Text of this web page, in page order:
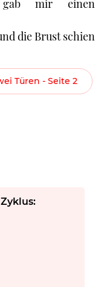
mir einen
die Brust schien
Türen - Seite 2